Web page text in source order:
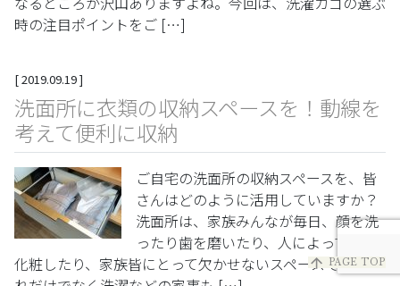
時の注目ポイントをご […]
[2019.09.19]
洗面所に衣類の収納スペースを！動線を
考えて便利に収納
ご自宅の洗面所の収納スペースを、皆
さんはどのように活用していますか？
洗面所は、家族みんなが毎日、顔を洗
ったり歯を磨いたり、人によってはお
化粧したり、家族皆にとって欠かせないスペースです。 そ
arrow_upward PAGE TOP